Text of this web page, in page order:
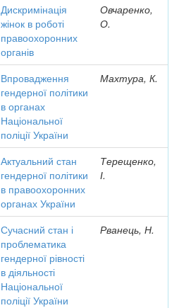
Дискримінація
жінок в роботі
правоохоронних
органів
Овчаренко,
О.
Впровадження
гендерної політики
в органах
Національної
поліції України
Махтура, К.
Актуальний стан
гендерної політики
в правоохоронних
органах України
Терещенко,
І.
Сучасний стан і
проблематика
гендерної рівності
в діяльності
Національної
поліції України
Рванець, Н.